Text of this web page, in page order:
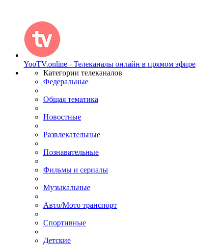
YooTV.online - Телеканалы онлайн в прямом эфире
Категории телеканалов
Федеральные
Общая тематика
Новостные
Развлекательные
Познавательные
Фильмы и сериалы
Музыкальные
Авто/Мото транспорт
Спортивные
Детские